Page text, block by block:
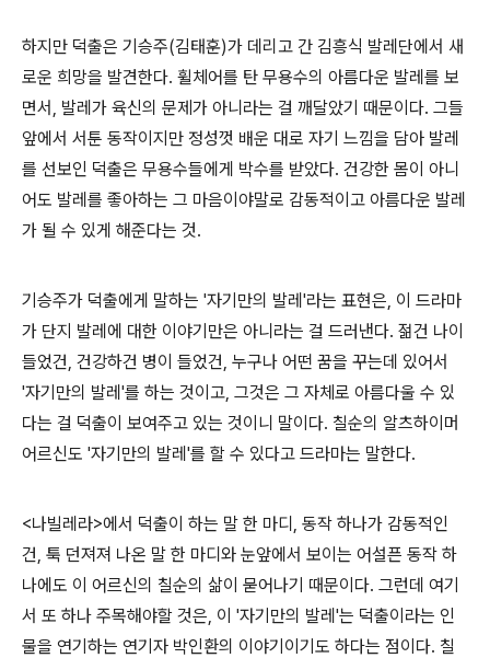
하지만 덕출은 기승주(김태훈)가 데리고 간 김흥식 발레단에서 새
로운 희망을 발견한다. 휠체어를 탄 무용수의 아름다운 발레를 보
면서, 발레가 육신의 문제가 아니라는 걸 깨달았기 때문이다. 그들
앞에서 서툰 동작이지만 정성껏 배운 대로 자기 느낌을 담아 발레
를 선보인 덕출은 무용수들에게 박수를 받았다. 건강한 몸이 아니
어도 발레를 좋아하는 그 마음이야말로 감동적이고 아름다운 발레
가 될 수 있게 해준다는 것.
기승주가 덕출에게 말하는 '자기만의 발레'라는 표현은, 이 드라마
가 단지 발레에 대한 이야기만은 아니라는 걸 드러낸다. 젊건 나이
들었건, 건강하건 병이 들었건, 누구나 어떤 꿈을 꾸는데 있어서
'자기만의 발레'를 하는 것이고, 그것은 그 자체로 아름다울 수 있
다는 걸 덕출이 보여주고 있는 것이니 말이다. 칠순의 알츠하이머
어르신도 '자기만의 발레'를 할 수 있다고 드라마는 말한다.
<나빌레라>에서 덕출이 하는 말 한 마디, 동작 하나가 감동적인
건, 툭 던져져 나온 말 한 마디와 눈앞에서 보이는 어설픈 동작 하
나에도 이 어르신의 칠순의 삶이 묻어나기 때문이다. 그런데 여기
서 또 하나 주목해야할 것은, 이 '자기만의 발레'는 덕출이라는 인
물을 연기하는 연기자 박인환의 이야기이기도 하다는 점이다. 칠